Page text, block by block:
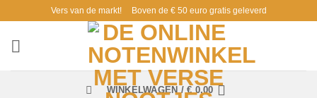
inhoud
Vers van de markt! Boven de € 50 euro gratis geleverd
WINKELWAGEN /€ 0,00